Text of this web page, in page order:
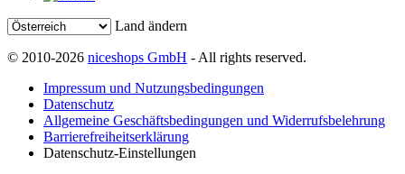
Land ändern
© 2010-2026 niceshops GmbH - All rights reserved.
Impressum und Nutzungsbedingungen
Datenschutz
Allgemeine Geschäftsbedingungen und Widerrufsbelehrung
Barrierefreiheitserklärung
Datenschutz-Einstellungen